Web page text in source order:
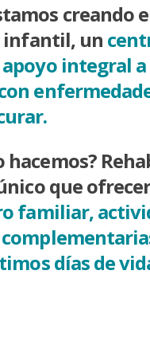
creando
infantil, un
integral
hacemos?
que
familiar,
días de